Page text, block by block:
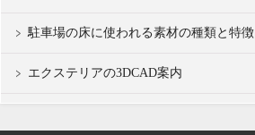
駐車場の床に使われる素材の種類と特徴
エクステリアの3DCAD案内